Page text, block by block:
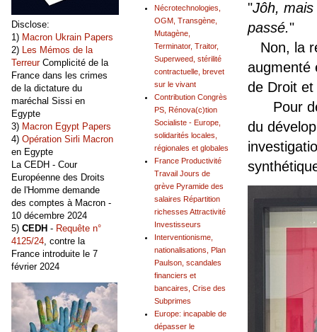
"Jôh,
passé."
Non, la
augmenté
de Droit
Pour
du
Nécrotechnologies,
OGM, Transgène,
Mutagène,
Terminator, Traitor,
Superweed, stérilité
contractuelle, brevet
sur le vivant
Contribution Congrès
PS, Rénova(c)tion
Socialiste - Europe,
solidarités locales,
régionales et globales
France Productivité
Travail Jours de
grève Pyramide des
salaires Répartition
richesses Attractivité
Investisseurs
Interventionisme,
nationalisations, Plan
Paulson, scandales
financiers et
bancaires, Crise des
Subprimes
Europe: incapable de
dépasser le
Disclose:
1) Macron Ukrain Papers
2) Les Mémos de la
TerreurComplicité de la
France dans les crimes
de la dictature du
maréchal Sissi en
Egypte
3) Macron Egypt Papers
4) Opération Sirli Macron
en Egypte
La CEDH - Cour
Européenne des Droits
de l'Homme demande
des comptes à Macron -
10 décembre 2024
5) CEDH - Requête n°
4125/24, contre la
France introduite le 7
février 2024